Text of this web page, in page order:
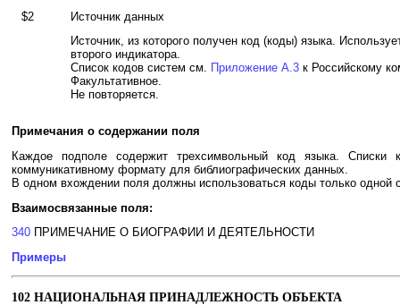
$2
Источник данных
Источник, из которого получен код (коды) языка.
второго индикатора.
Список кодов систем см. Приложение A.3 к Российскому
Факультативное.
Не повторяется.
Примечания о содержании поля
Каждое подполе содержит трехсимвольный код языка.
коммуникативному формату для библиографических данных.
В одном вхождении поля должны использоваться коды только
Взаимосвязанные поля:
340 ПРИМЕЧАНИЕ О БИОГРАФИИ И ДЕЯТЕЛЬНОСТИ
Примеры
102 НАЦИОНАЛЬНАЯ ПРИНАДЛЕЖНОСТЬ ОБЪЕКТА